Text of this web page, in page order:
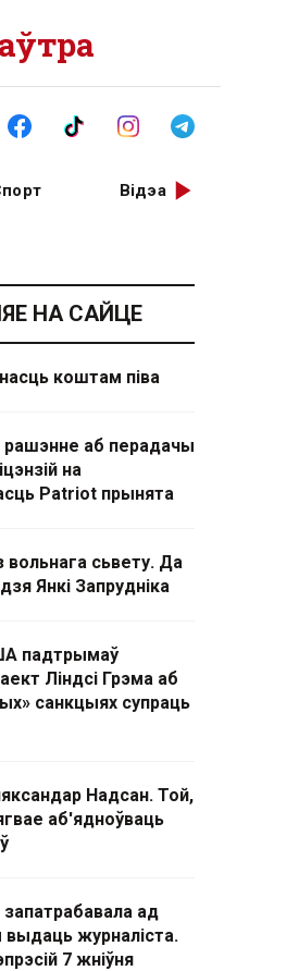
Відэа
НА САЙЦЕ
коштам піва
рашэнне аб перадачы
на
Patriot прынята
вольнага сьвету. Да
Янкі Запрудніка
падтрымаў
Ліндсі Грэма аб
санкцыях супраць
Надсан. Той,
аб'ядноўваць
запатрабавала ад
журналіста.
7 жніўня